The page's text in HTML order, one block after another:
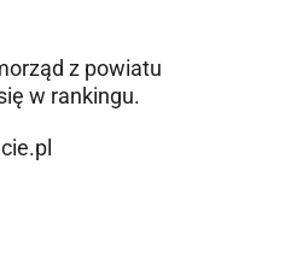
z powiatu
w rankingu.